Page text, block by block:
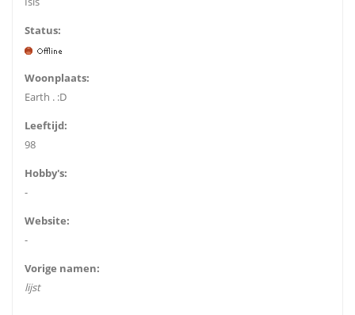
Status:
Woonplaats:
Earth . :D
Leeftijd:
98
Hobby's:
-
Website:
-
Vorige namen:
lijst